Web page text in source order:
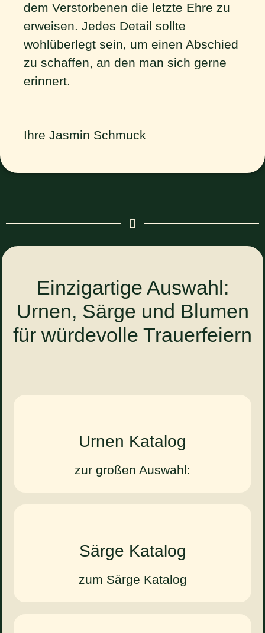
dem Verstorbenen die letzte Ehre zu
erweisen. Jedes Detail sollte
wohlüberlegt sein, um einen Abschied
zu schaffen, an den man sich gerne
erinnert.
Ihre Jasmin Schmuck
Einzigartige Auswahl:
Urnen, Särge und Blumen
für würdevolle Trauerfeiern
Urnen Katalog
zur großen Auswahl:
Särge Katalog
zum Särge Katalog